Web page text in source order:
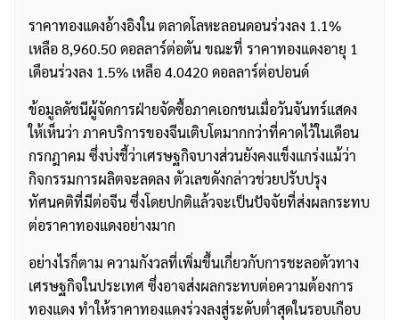
สำหรับ:
ราคาทองแดงอ้างอิงใน ตลาดโลหะลอนดอนร่วงลง 1.1%
เหลือ 8,960.50 ดอลลาร์ต่อตัน ขณะที่ ราคาทองแดงอายุ 1
เดือนร่วงลง 1.5% เหลือ 4.0420 ดอลลาร์ต่อปอนด์
ข้อมูลดัชนีผู้จัดการฝ่ายจัดซื้อภาคเอกชนเมื่อวันจันทร์แสดง
ให้เห็นว่า ภาคบริการของจีนเติบโตมากกว่าที่คาดไว้ในเดือน
กรกฎาคม ซึ่งบ่งชี้ว่าเศรษฐกิจบางส่วนยังคงแข็งแกร่งแม้ว่า
กิจกรรมการผลิตจะลดลง ตัวเลขดังกล่าวช่วยปรับปรุง
ทัศนคติที่มีต่อจีน ซึ่งโดยปกติแล้วจะเป็นปัจจัยที่ส่งผลกระทบ
ต่อราคาทองแดงอย่างมาก
อย่างไรก็ตาม ความกังวลที่เพิ่มขึ้นเกี่ยวกับการชะลอตัวทาง
เศรษฐกิจในประเทศ ซึ่งอาจส่งผลกระทบต่อความต้องการ
ทองแดง ทำให้ราคาทองแดงร่วงลงสู่ระดับต่ำสุดในรอบเกือบ